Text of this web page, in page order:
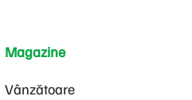
Magazine
Vânzătoare